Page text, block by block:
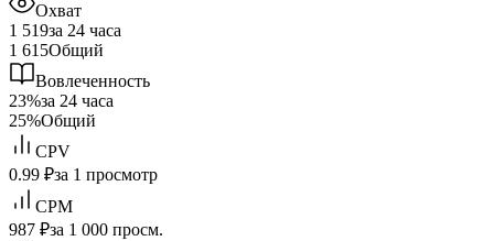
Охват
1 519за 24 часа
1 615Общий
Вовлеченность
23%за 24 часа
25%Общий
CPV
0.99 ₽за 1 просмотр
CPM
987 ₽за 1 000 просм.